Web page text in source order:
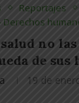
Reportajes
Derechos
no
de sus
19 de